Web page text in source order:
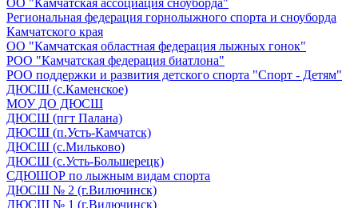
Региональная федерация горнолыжного спорта и сноуборда
Камчатского края
ОО "Камчатская областная федерация лыжных гонок"
РОО "Камчатская федерация биатлона"
РОО поддержки и развития детского спорта "Спорт - Детям"
ДЮСШ (с.Каменское)
МОУ ДО ДЮСШ
ДЮСШ (пгт Палана)
ДЮСШ (п.Усть-Камчатск)
ДЮСШ (с.Мильково)
ДЮСШ (с.Усть-Большерецк)
СДЮШОР по лыжным видам спорта
ДЮСШ № 2 (г.Вилючинск)
ДЮСШ № 1 (г.Вилючинск)